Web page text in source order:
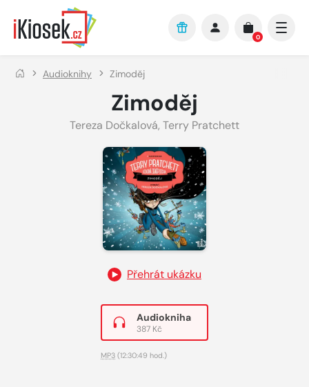
Přejít na hlavní obsah
0
Audioknihy Zimoděj
Zimoděj
Tereza Dočkalová, Terry Pratchett
Přehrát ukázku
Audiokniha
387 Kč
MP3 (12:30:49 hod.)